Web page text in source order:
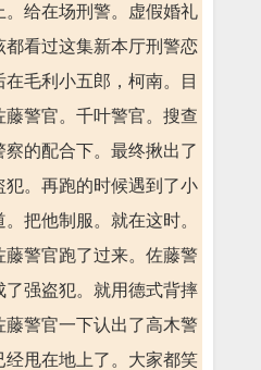
给在场刑警。虚假婚礼
都看过这集新本厅刑警恋
毛利小五郎，柯南。目
警官。千叶警官。搜查
的配合下。最终揪出了
。再跑的时候遇到了小
把他制服。就在这时。
警官跑了过来。佐藤警
强盗犯。就用德式背摔
警官一下认出了高木警
甩在地上了。大家都笑